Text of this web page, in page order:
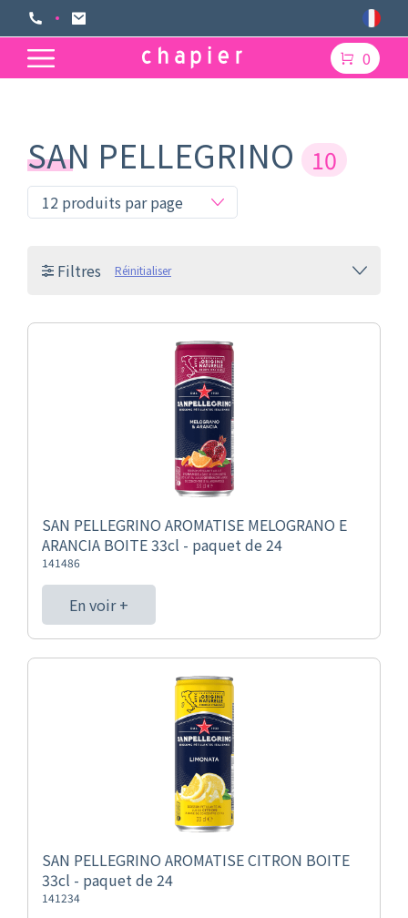
0
SAN PELLEGRINO 10
Filtres Réinitialiser
SAN PELLEGRINO AROMATISE MELOGRANO E
ARANCIA BOITE 33cl - paquet de 24
141486
En voir +
SAN PELLEGRINO AROMATISE CITRON BOITE
33cl - paquet de 24
141234